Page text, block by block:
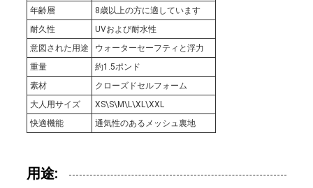
年齢層
8歳以上の方に適しています
耐久性
UVおよび耐水性
意図された用途
ウォーターセーフティと浮力
重量
約1.5ポンド
素材
クローズドセルフォーム
大人用サイズ
XS\S\M\L\XL\XXL
快適機能
通気性のあるメッシュ裏地
用途: